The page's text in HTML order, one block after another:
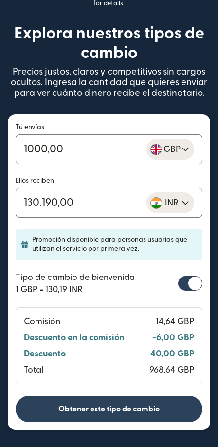
for details.
Explora nuestros tipos de
cambio
Precios justos, claros y competitivos sin cargos
ocultos. Ingresa la cantidad que quieres enviar
para ver cuánto dinero recibe el destinatario.
Tú envías
GBP
Ellos reciben
INR
Promoción disponible para personas usuarias que
utilizan el servicio por primera vez.
Tipo de cambio de bienvenida
1 GBP = 130,19 INR
Comisión
14,64 GBP
Descuento en la comisión
-6,00 GBP
Descuento
-40,00 GBP
Total
968,64 GBP
Obtener este tipo de cambio